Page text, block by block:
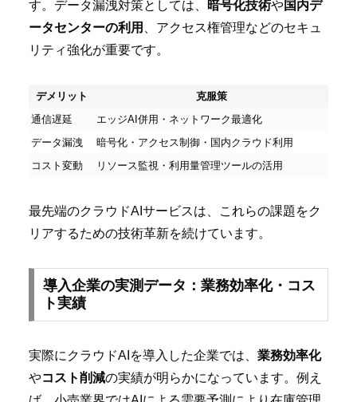
す。データ漏洩対策としては、 暗号化技術や国内デ
ータセンターの利用
、アクセス権管理などのセキュ
リティ強化が重要です。
デメリット
克服策
通信遅延
エッジAI併用・ネットワーク最適化
データ漏洩
暗号化・アクセス制御・国内クラウド利用
コスト変動
リソース監視・利用量管理ツールの活用
最先端のクラウドAIサービスは、これらの課題をク
リアするための技術革新を続けています。
導入企業の実測データ：業務効率化・コス
ト実績
実際にクラウドAIを導入した企業では、 業務効率化
やコスト削減の実績が明らかになっています。例え